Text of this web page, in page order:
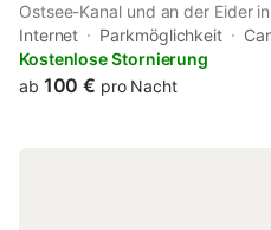
Ostsee-Kanal und an der Eider
Ferienhaus befindet sich auf
Grundstück mit eigenem
Fahrräder, ein Ruderboot und
Internet Parkmöglichkeit
Kostenlose Stornierung
ab 100 € pro Nacht